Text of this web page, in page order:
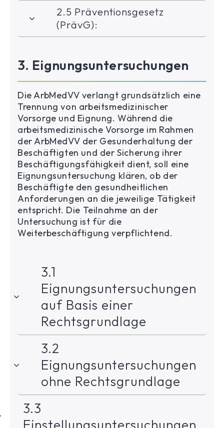
2.5 Präventionsgesetz
(PrävG):
3. Eignungsuntersuchungen
Die ArbMedVV verlangt grundsätzlich eine
Trennung von arbeitsmedizinischer
Vorsorge und Eignung. Während die
arbeitsmedizinische Vorsorge im Rahmen
der ArbMedVV der Gesunderhaltung der
Beschäftigten und der Sicherung ihrer
Beschäftigungsfähigkeit dient, soll eine
Eignungsuntersuchung klären, ob der
Beschäftigte den gesundheitlichen
Anforderungen an die jeweilige Tätigkeit
entspricht. Die Teilnahme an der
Untersuchung ist für die
Weiterbeschäftigung verpflichtend.
3.1
Eignungsuntersuchungen
auf Basis einer
Rechtsgrundlage
3.2
Eignungsuntersuchungen
ohne Rechtsgrundlage
3.3